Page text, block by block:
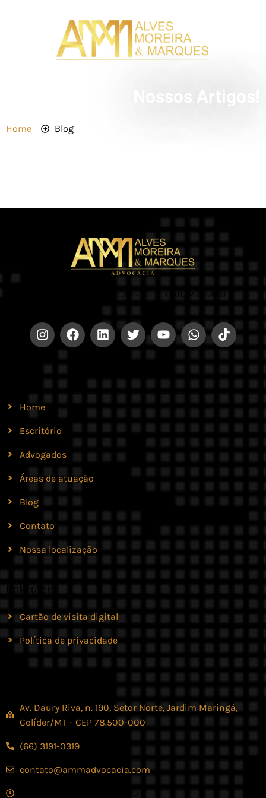
Home Blog
CNPJ 42.579.159/0001-52 | OAB/MT 2.469
Home
Escritório
Advogados
Áreas de atuação
Blog
Contato
Nossa localização
Links úteis
Cartão de visita digital
Política de privacidade
Av. Daury Riva, n. 190, Setor Norte, Jardim Maringá,
Colíder/MT - CEP 78.500-000
(66) 3191-0319
contato@ammadvocacia.com